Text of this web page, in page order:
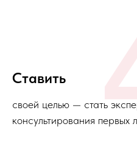
Ставить
своей целью — стать
консультирования первых